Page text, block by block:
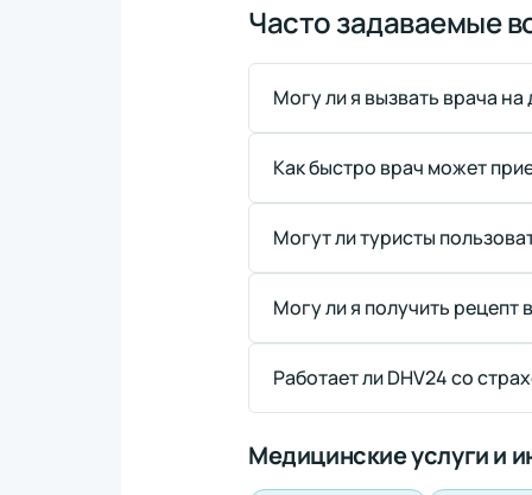
Часто задаваемые
Могу ли я вызвать врача
Как быстро врач может
Могут ли туристы
Могу ли я получить рецепт
Работает ли DHV24 со
Медицинские услуги и